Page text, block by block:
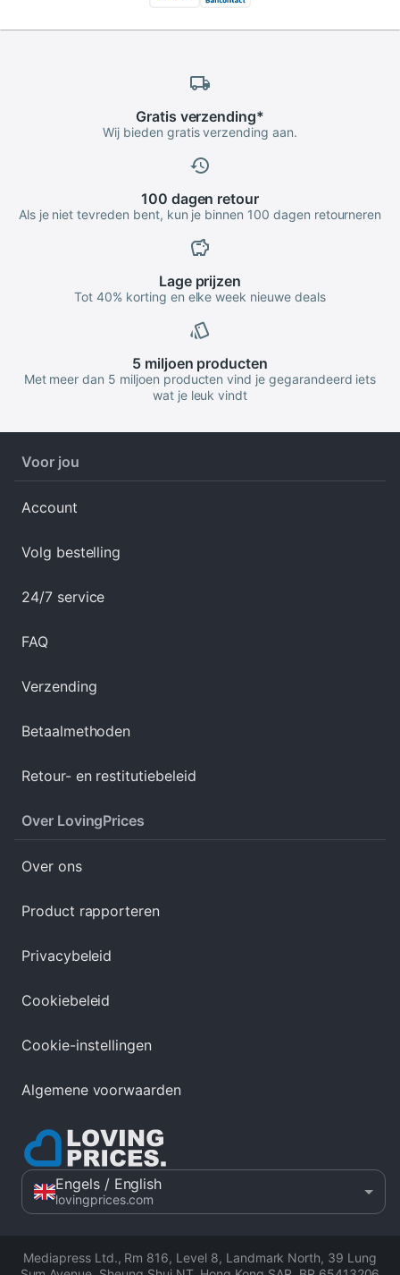
Gratis verzending*
Wij bieden gratis verzending aan.
100 dagen retour
Als je niet tevreden bent, kun je binnen 100 dagen retourneren
Lageprijzen
Tot 40% korting en elke week nieuwe deals
5 miljoen producten
Met meer dan 5 miljoen producten vind je gegarandeerd iets
wat je leuk vindt
Voor jou
Account
Volg bestelling
24/7 service
FAQ
Verzending
Betaalmethoden
Retour- en restitutiebeleid
Over LovingPrices
Over ons
Product rapporteren
Privacybeleid
Cookiebeleid
Cookie-instellingen
Algemene voorwaarden
Engels/ English
lovingprices.com
Mediapress Ltd., Rm 816, Level 8, Landmark North, 39 Lung